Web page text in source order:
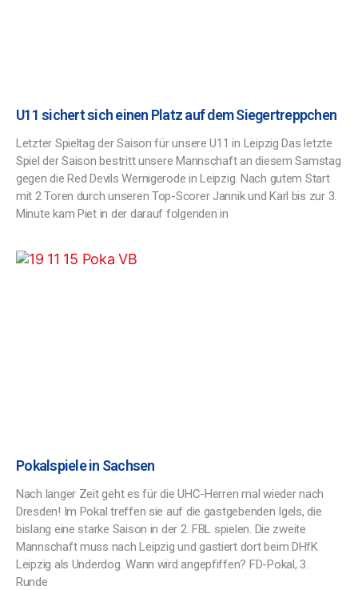
U11 sichert sich einen Platz auf dem Siegertreppchen
Letzter Spieltag der Saison für unsere U11 in Leipzig Das letzte
Spiel der Saison bestritt unsere Mannschaft an diesem Samstag
gegen die Red Devils Wernigerode in Leipzig. Nach gutem Start
mit 2 Toren durch unseren Top-Scorer Jannik und Karl bis zur 3.
Minute kam Piet in der darauf folgenden in
Pokalspiele in Sachsen
Nach langer Zeit geht es für die UHC-Herren mal wieder nach
Dresden! Im Pokal treffen sie auf die gastgebenden Igels, die
bislang eine starke Saison in der 2. FBL spielen. Die zweite
Mannschaft muss nach Leipzig und gastiert dort beim DHfK
Leipzig als Underdog. Wann wird angepfiffen? FD-Pokal, 3.
Runde